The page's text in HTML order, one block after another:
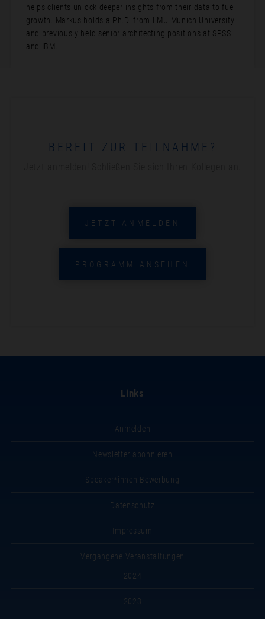
helps clients unlock deeper insights from their data to fuel
growth. Markus holds a Ph.D. from LMU Munich University
and previously held senior architecting positions at SPSS
and IBM.
BEREIT ZUR TEILNAHME?
JETZT ANMELDEN
PROGRAMM ANSEHEN
Links
Anmelden
Newsletter abonnieren
Speaker*innen Bewerbung
Datenschutz
Impressum
Vergangene Veranstaltungen
2024
2023